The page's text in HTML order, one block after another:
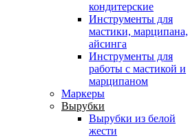
кондитерские
Инструменты для
мастики, марципана,
айсинга
Инструменты для
работы с мастикой и
марципаном
Маркеры
Вырубки
Вырубки из белой
жести